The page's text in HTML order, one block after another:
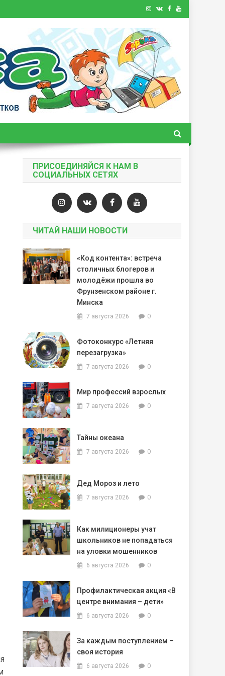
ПРИСОЕДИНЯЙСЯ К НАМ В
СОЦИАЛЬНЫХ СЕТЯХ
ЧИТАЙ НАШИ НОВОСТИ
«Код контента»: встреча
столичных блогеров и
молодёжи прошла во
Фрунзенском районе г.
Минска
7 августа 2026 0
Фотоконкурс «Летняя
перезагрузка»
7 августа 2026 0
Мир профессий взрослых
7 августа 2026 0
Тайны океана
7 августа 2026 0
Дед Мороз и лето
7 августа 2026 0
Как милиционеры учат
школьников не попадаться
на уловки мошенников
6 августа 2026 0
Профилактическая акция «В
центре внимания – дети»
6 августа 2026 0
За каждым поступлением –
своя история
6 августа 2026 0